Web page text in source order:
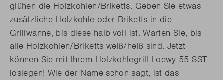
glühen die Holzkohlen/Briketts. Geben Sie etwas
zusätzliche Holzkohle oder Briketts in die
Grillwanne, bis diese halb voll ist. Warten Sie, bis
alle Holzkohlen/Briketts weiß/heiß sind. Jetzt
können Sie mit Ihrem Holzkohlegrill Loewy 55 SST
loslegen! Wie der Name schon sagt, ist das